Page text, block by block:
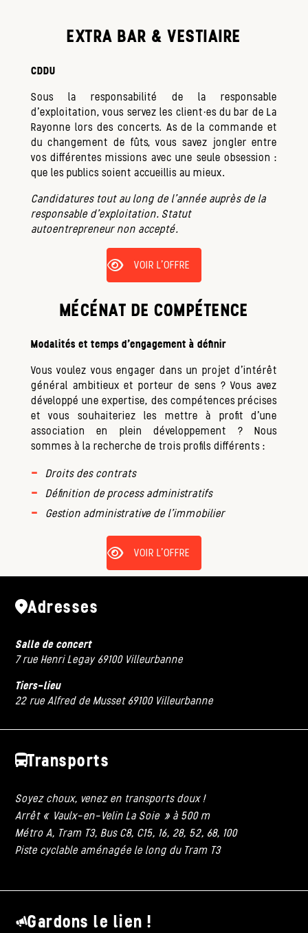
EXTRA BAR & VESTIAIRE
CDDU
Sous la responsabilité de la responsable
d’exploitation, vous servez les client·es du bar de La
Rayonne lors des concerts. As de la commande et
du changement de fûts, vous savez jongler entre
vos différentes missions avec une seule obsession :
que les publics soient accueillis au mieux.
Candidatures tout au long de l'année auprès de la
responsable d'exploitation. Statut
autoentrepreneur non accepté.
VOIR L'OFFRE
MÉCÉNAT DE COMPÉTENCE
Modalités et temps d’engagement à définir
Vous voulez vous engager dans un projet d’intérêt
général ambitieux et porteur de sens ? Vous avez
développé une expertise, des compétences précises
et vous souhaiteriez les mettre à profit d’une
association en plein développement ?Nous
sommes à la recherche de trois profils différents :
Droits des contrats
Définition de process administratifs
Gestion administrative de l'immobilier
VOIR L'OFFRE
Adresses
Salle de concert
7 rue Henri Legay 69100 Villeurbanne
Tiers-lieu
22 rue Alfred de Musset 69100 Villeurbanne
Transports
Soyez choux, venez en transports doux !
Arrêt « Vaulx-en-Velin La Soie » à 500 m
Métro A, Tram T3, Bus C8, C15, 16, 28, 52, 68, 100
Piste cyclable aménagée le long du Tram T3
Gardons le lien !